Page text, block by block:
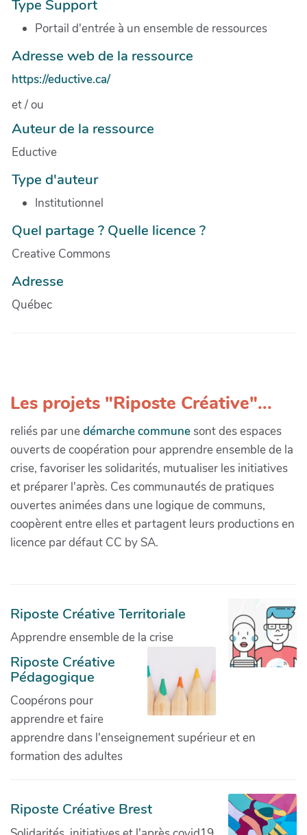
Type Support
Portail d'entrée à un ensemble de ressources
Adresse web de la ressource
https://eductive.ca/
et / ou
Auteur de la ressource
Eductive
Type d'auteur
Institutionnel
Quel partage ? Quelle licence ?
Creative Commons
Adresse
Québec